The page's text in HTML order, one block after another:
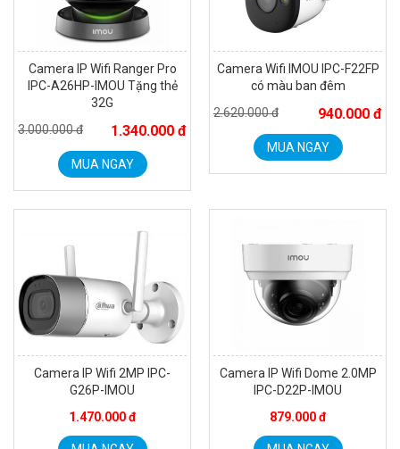
Camera IP Wifi Ranger Pro
IPC-A26HP-IMOU Tặng thẻ
32G
3.000.000 đ
1.340.000 đ
MUA NGAY
Camera Wifi IMOU IPC-F22FP
có màu ban đêm
2.620.000 đ
940.000 đ
MUA NGAY
Camera IP Wifi 2MP IPC-
G26P-IMOU
1.470.000 đ
Camera IP Wifi Dome 2.0MP
IPC-D22P-IMOU
879.000 đ
Camera WiFi quay quét thông minh 2MP EZVIZ H8C
1.670.000 đ